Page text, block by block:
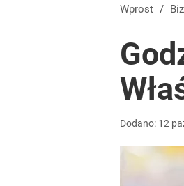
Tajemnica paragonów
Kontrole studni
Blisko 200 tys. takich
Wprost /
Dodano: 12